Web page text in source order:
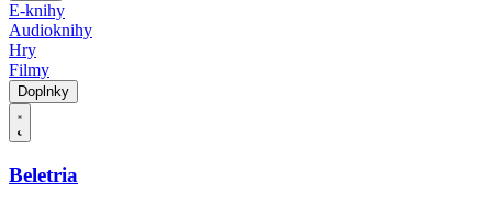
E-knihy
Audioknihy
Hry
Filmy
Doplnky
Beletria